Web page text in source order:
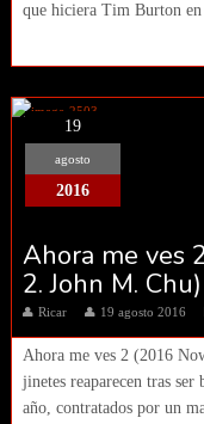
que hiciera Tim Burton
19
agosto
2016
Ahora me ves
2. John M. Chu)
Ricar 19 agosto 2016
Ahora me ves 2 (2016
jinetes reaparecen tras
año, contratados por un